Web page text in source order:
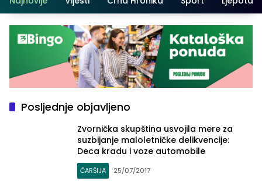
Posljednje objavljeno
Zvornička skupština usvojila mere za
suzbijanje maloletničke delikvencije:
Deca kradu i voze automobile
ČARŠIJA 25/07/2017